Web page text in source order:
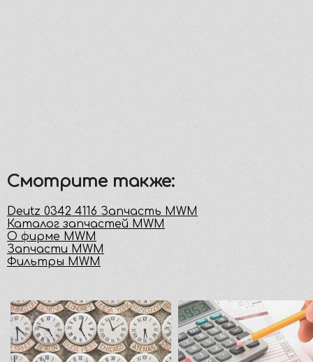
Смотрите также:
Deutz 0342 4116 Запчасть MWM
Каталог запчастей MWM
О фирме MWM
Запчасти MWM
Фильтры MWM